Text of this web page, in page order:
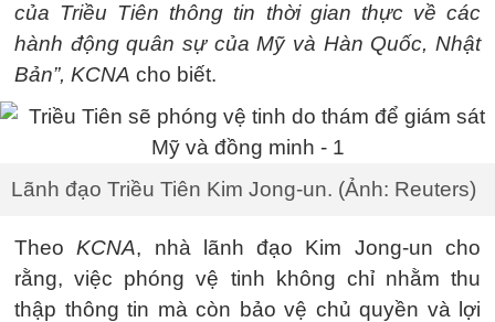
của Triều Tiên thông tin thời gian thực về các
hành động quân sự của Mỹ và Hàn Quốc, Nhật
Bản”, KCNA cho biết.
Lãnh đạo Triều Tiên Kim Jong-un. (Ảnh: Reuters)
TheoKCNA, nhà lãnh đạo Kim Jong-un cho
rằng, việc phóng vệ tinh không chỉ nhằm thu
thập thông tin mà còn bảo vệ chủ quyền và lợi